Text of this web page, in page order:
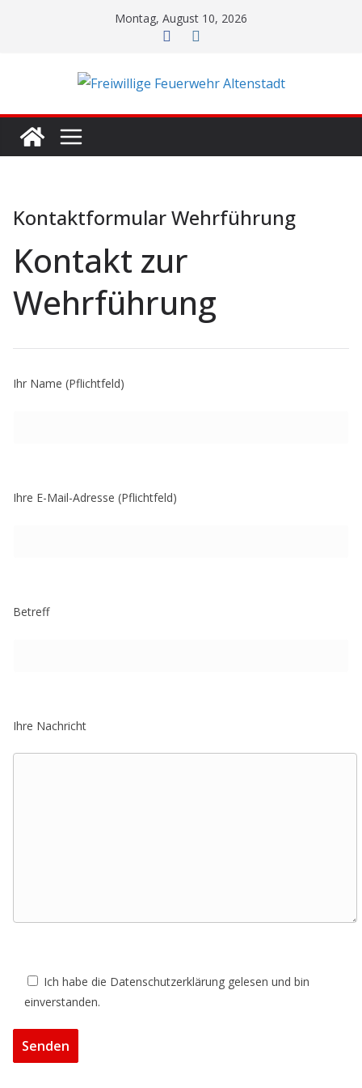
Montag, August 10, 2026
Kontaktformular Wehrführung
Kontakt zur
Wehrführung
Ihr Name (Pflichtfeld)
Ihre E-Mail-Adresse (Pflichtfeld)
Betreff
Ihre Nachricht
Ich habe die Datenschutzerklärung gelesen und bin
einverstanden.